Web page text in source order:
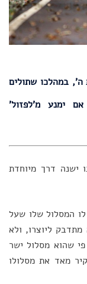
ה', במהלכו שתולים
ימנע מ'לפזול'
ישנה דרך מיוחדת
המסלול שלו שעל
ליוצרו, ולא
שהוא מסלול ישר
מאד את מסלולו